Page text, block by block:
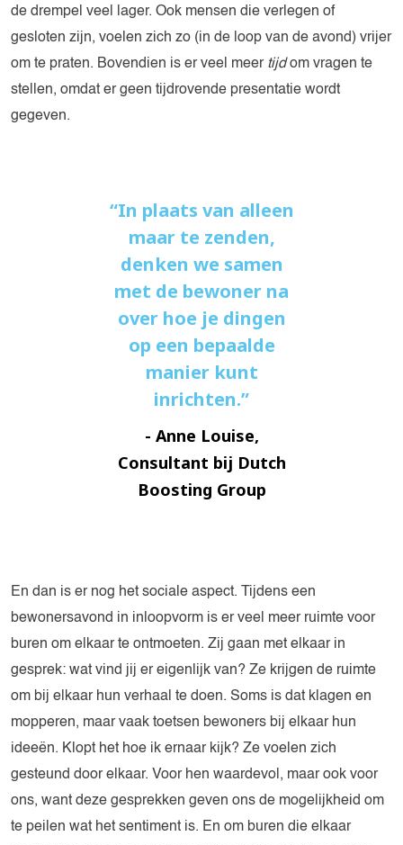
de drempel veel lager. Ook mensen die verlegen of
gesloten zijn, voelen zich zo (in de loop van de avond) vrijer
om te praten. Bovendien is er veel meer tijdom vragen te
stellen, omdat er geen tijdrovende presentatie wordt
gegeven.
In plaats van alleen
maar te zenden,
denken we samen
met de bewoner na
over hoe je dingen
op een bepaalde
manier kunt
inrichten.
- Anne Louise,
Consultant bij Dutch
Boosting Group
En dan is er nog het sociale aspect. Tijdens een
bewonersavond in inloopvorm is er veel meer ruimte voor
buren om elkaar te ontmoeten. Zij gaan met elkaar in
gesprek: wat vind jij er eigenlijk van? Ze krijgen de ruimte
om bij elkaar hun verhaal te doen. Soms is dat klagen en
mopperen, maar vaak toetsen bewoners bij elkaar hun
ideeën. Klopt het hoe ik ernaar kijk? Ze voelen zich
gesteund door elkaar. Voor hen waardevol, maar ook voor
ons, want deze gesprekken geven ons de mogelijkheid om
te peilen wat het sentiment is. En om buren die elkaar